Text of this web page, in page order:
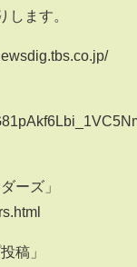
します。
ーズ」
稿」